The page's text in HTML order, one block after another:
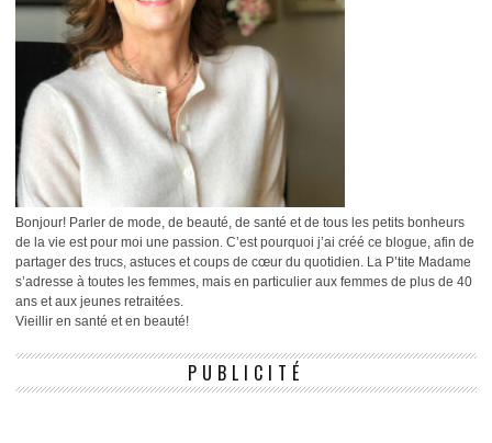
Bonjour! Parler de mode, de beauté, de santé et de tous les petits bonheurs
de la vie est pour moi une passion. C’est pourquoi j’ai créé ce blogue, afin de
partager des trucs, astuces et coups de cœur du quotidien. La P’tite Madame
s’adresse à toutes les femmes, mais en particulier aux femmes de plus de 40
ans et aux jeunes retraitées.
Vieillir en santé et en beauté!
PUBLICITÉ